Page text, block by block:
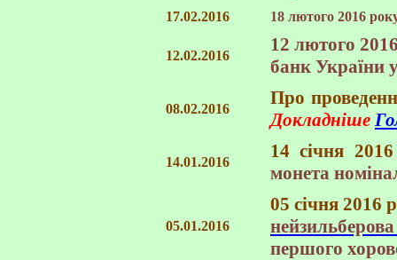
17.02.2016 18 лютого 2016
12.02.2016
12 лютого
банк України
08.02.2016
Про
Докладніше
14.01.2016
14 січня
монета
05.01.2016
05 січня 2016
першого